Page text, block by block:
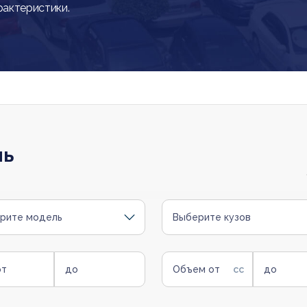
модель Выберите кузов
до Объем от до